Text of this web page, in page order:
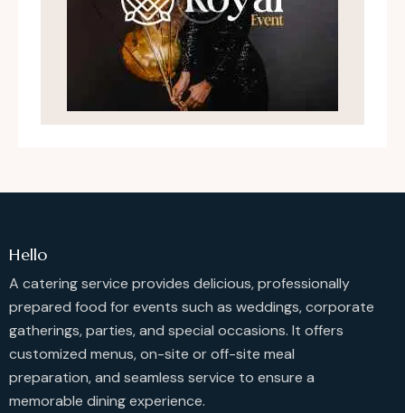
Hello
A catering service provides delicious, professionally
prepared food for events such as weddings, corporate
gatherings, parties, and special occasions. It offers
customized menus, on-site or off-site meal
preparation, and seamless service to ensure a
memorable dining experience.